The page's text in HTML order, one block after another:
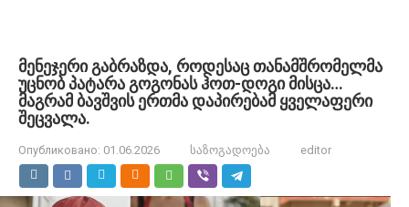
მენეჯერი გაბრაზდა, როდესაც თანამშრომელმა
უცნობ პატარა გოგონას ჰოთ-დოგი მისცა…
მაგრამ ბავშვის ერთმა დაპირებამ ყველაფერი
შეცვალა.
Опубликовано: 01.06.2026 საზოგადოება editor